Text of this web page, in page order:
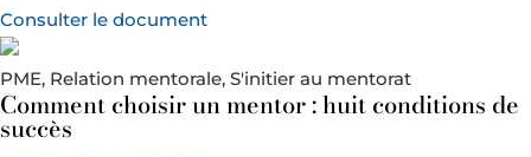
Consulter le document
PME, Relation mentorale, S'initier au mentorat
Comment choisir un mentor : huit conditions de
succès